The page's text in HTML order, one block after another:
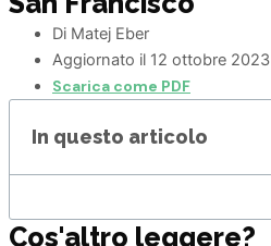
Di Matej Eber
Aggiornato il 12 ottobre 2023
Scarica come PDF
In questo articolo
Cos'altro leggere?